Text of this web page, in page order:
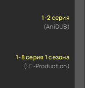
1-2 серия
(AniDUB)
1-8 серия 1 сезона
(LE-Production)